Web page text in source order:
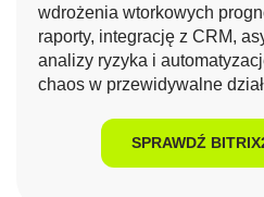
wdrożenia wtorkowych
raporty, integrację z CRM,
analizy ryzyka i
chaos w przewidywalne
SPRAWDŹ